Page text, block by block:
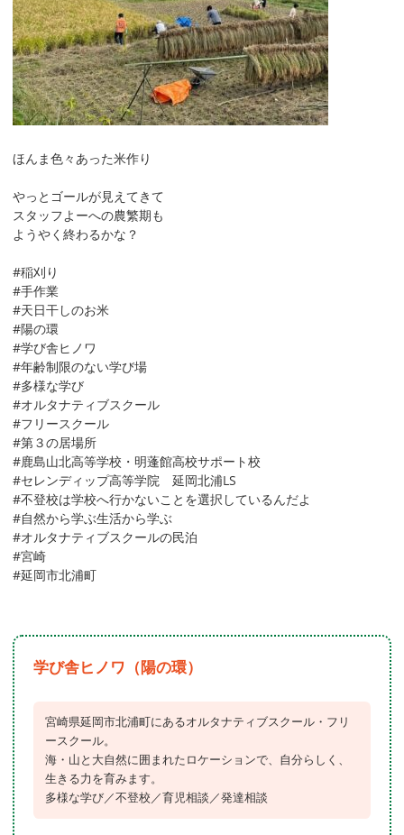
ほんま色々あった米作り
やっとゴールが見えてきて
スタッフよーへの農繁期も
ようやく終わるかな？
#稲刈り
#手作業
#天日干しのお米
#陽の環
#学び舎ヒノワ
#年齢制限のない学び場
#多様な学び
#オルタナティブスクール
#フリースクール
#第３の居場所
#鹿島山北高等学校・明蓬館高校サポート校
#セレンディップ高等学院 延岡北浦LS
#不登校は学校へ行かないことを選択しているんだよ
#自然から学ぶ生活から学ぶ
#オルタナティブスクールの民泊
#宮崎
#延岡市北浦町
学び舎ヒノワ（陽の環）
宮崎県延岡市北浦町にあるオルタナティブスクール・フリ
ースクール。
海・山と大自然に囲まれたロケーションで、自分らしく、
生きる力を育みます。
多様な学び／不登校／育児相談／発達相談